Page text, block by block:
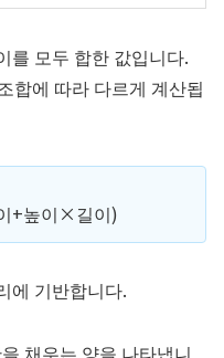
를 모두 합한 값입니다.
합에 따라 다르게 계산됩
+높이×길이)
에 기반합니다.
채우는 양을 나타냅니